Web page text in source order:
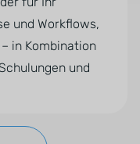
und Workflows,
in Kombination
und